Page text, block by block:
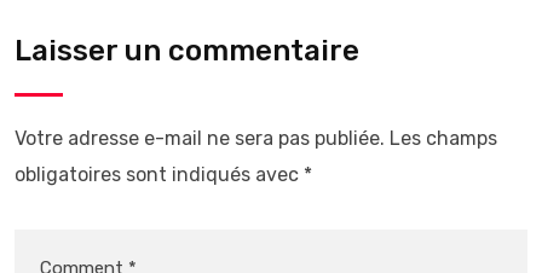
Laisser un commentaire
Votre adresse e-mail ne sera pas publiée. Les champs
obligatoires sont indiqués avec *